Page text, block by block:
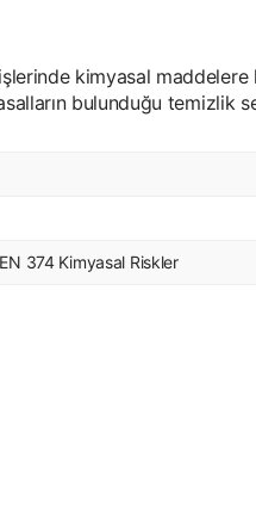
kimyasal
bulunduğu temizlik
374 Kimyasal Riskler